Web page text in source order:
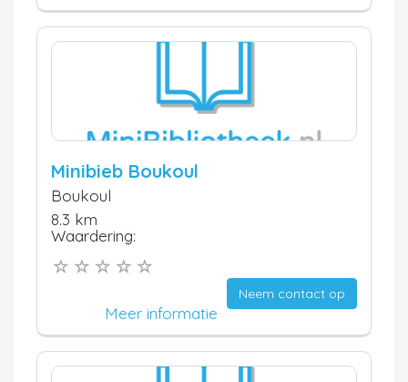
Minibieb Boukoul
Boukoul
8.3 km
Waardering:
Neem contact op
Meer informatie